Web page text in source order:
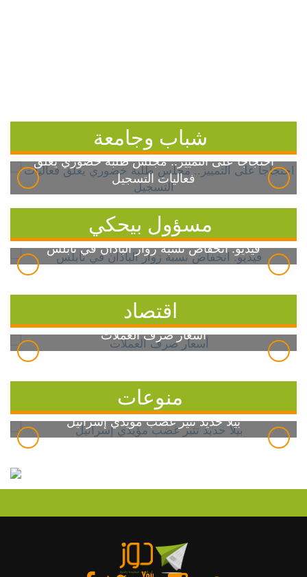
شباب وجامعة
احتجاجاً على التمييز.. مجلس طلبة خضوري يعلق
فعاليات التسجيل
مسؤول بيحكي
فيديو: انخفاض نسبة زوار الباذان في نابلس
اقتصاد
أسعار صرف العملات
منوعات
بيلا حديد تثير غضب مؤيدي إسرائيل